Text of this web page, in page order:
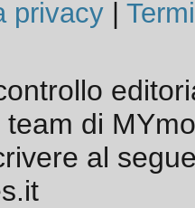
privacy|
di
al